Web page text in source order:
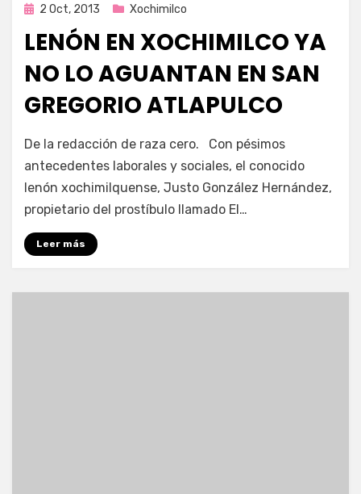
Publicada
2 Oct, 2013 Xochimilco
LENÓN EN XOCHIMILCO YA
NO LO AGUANTAN EN SAN
GREGORIO ATLAPULCO
por Enrique
De la redacción de raza cero. Con pésimos
antecedentes laborales y sociales, el conocido
lenón xochimilquense, Justo González Hernández,
propietario del prostíbulo llamado El…
Leer más